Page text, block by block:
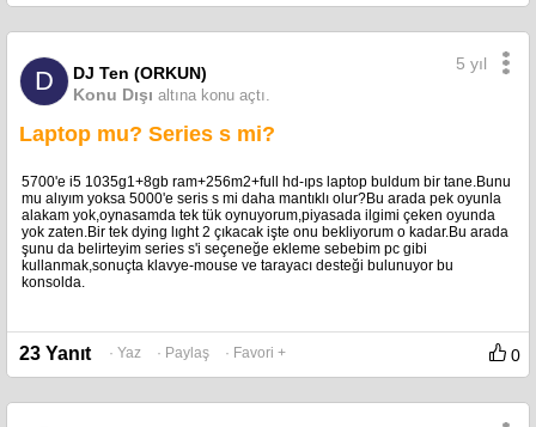
D
DJ Ten (ORKUN)
Konu Dışı altına konu açtı.
5 yıl
Laptop mu? Series s mi?
5700'e i5 1035g1+8gb ram+256m2+full hd-ıps laptop buldum bir tane.Bunu
mu alıyım yoksa 5000'e seris s mi daha mantıklı olur?Bu arada pek oyunla
alakam yok,oynasamda tek tük oynuyorum,piyasada ilgimi çeken oyunda
yok zaten.Bir tek dying lıght 2 çıkacak işte onu bekliyorum o kadar.Bu arada
şunu da belirteyim series s'i seçeneğe ekleme sebebim pc gibi
kullanmak,sonuçta klavye-mouse ve tarayacı desteği bulunuyor bu
konsolda.
23 Yanıt · Yaz · Paylaş · Favori + 0